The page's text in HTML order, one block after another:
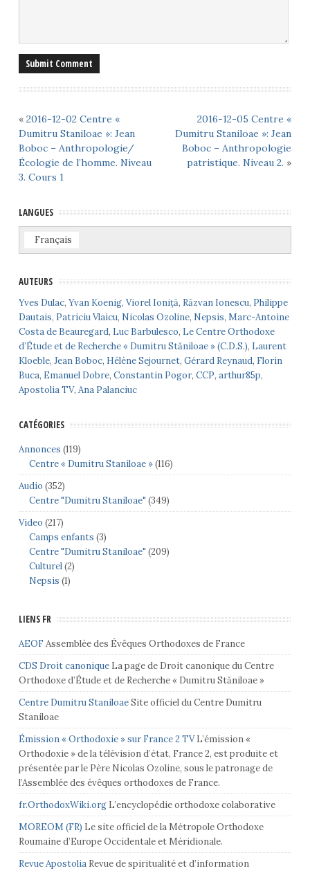
« 2016-12-02 Centre «
Dumitru Staniloae »: Jean
Boboc – Anthropologie/
Écologie de l’homme. Niveau
3. Cours 1
2016-12-05 Centre «
Dumitru Staniloae »: Jean
Boboc – Anthropologie
patristique. Niveau 2. »
LANGUES
Français
AUTEURS
Yves Dulac, Yvan Koenig, Viorel Ioniță, Răzvan Ionescu, Philippe
Dautais, Patriciu Vlaicu, Nicolas Ozoline, Nepsis, Marc-Antoine
Costa de Beauregard, Luc Barbulesco, Le Centre Orthodoxe
d’Étude et de Recherche « Dumitru Stăniloae » (C.D.S.), Laurent
Kloeble, Jean Boboc, Hélène Sejournet, Gérard Reynaud, Florin
Buca, Emanuel Dobre, Constantin Pogor, CCP, arthur85p,
Apostolia TV, Ana Palanciuc
CATÉGORIES
Annonces (119)
Centre « Dumitru Staniloae »(116)
Audio (352)
Centre "Dumitru Staniloae" (349)
Video (217)
Camps enfants (3)
Centre "Dumitru Staniloae" (209)
Culturel(2)
Nepsis (1)
LIENS FR
AEOF Assemblée des Évêques Orthodoxes de France
CDS Droit canoniqueLa page de Droit canonique du Centre
Orthodoxe d’Étude et de Recherche « Dumitru Stăniloae »
Centre Dumitru StaniloaeSite officiel du Centre Dumitru
Staniloae
Émission « Orthodoxie » sur France 2 TVL’émission «
Orthodoxie » de la télévision d’état, France 2, est produite et
présentée par le Père Nicolas Ozoline, sous le patronage de
l’Assemblée des évêques orthodoxes de France.
fr.OrthodoxWiki.orgL’encyclopédie orthodoxe colaborative
MOREOM (FR) Le site officiel de la Métropole Orthodoxe
Roumaine d’Europe Occidentale et Méridionale.
Revue ApostoliaRevue de spiritualité et d’information